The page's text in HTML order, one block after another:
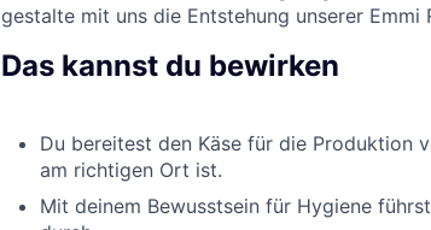
gestalte mit uns die Entstehung unserer Emmi
Das kannst du bewirken
Du bereitest den Käse für die Produktion
am richtigen Ort ist.
Mit deinem Bewusstsein für Hygiene